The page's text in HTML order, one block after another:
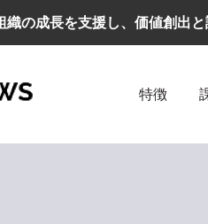
織の成長を支援し、価値創出
特徴